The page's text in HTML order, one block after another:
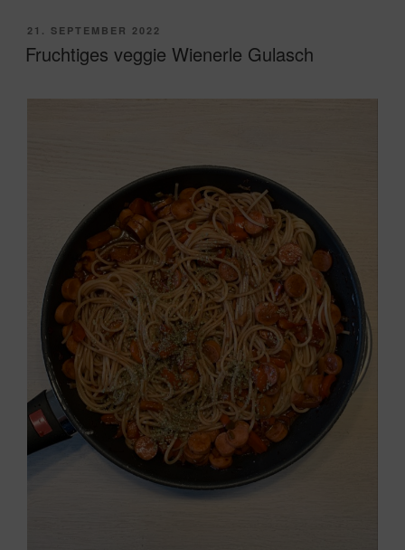
VERÖFFENTLICHT
AM
21. SEPTEMBER 2022
Fruchtiges veggie Wienerle Gulasch